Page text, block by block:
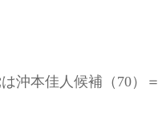
沖本佳人候補（70）＝